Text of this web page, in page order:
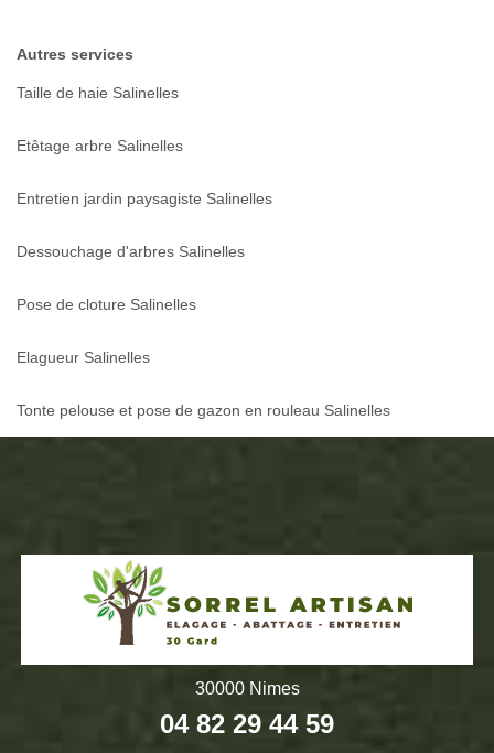
Autres services
Taille de haie Salinelles
Etêtage arbre Salinelles
Entretien jardin paysagiste Salinelles
Dessouchage d'arbres Salinelles
Pose de cloture Salinelles
Elagueur Salinelles
Tonte pelouse et pose de gazon en rouleau Salinelles
30000 Nimes
04 82 29 44 59